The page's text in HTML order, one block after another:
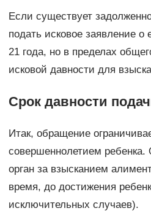
Если существует
подать исковое заявление
21 года, но в пределах
исковой давности для
Срок давности
Итак, обращение
совершеннолетием
орган за взысканием
время, до достижения
исключительных случаев).